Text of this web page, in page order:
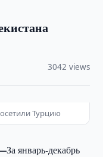
3042 views
Турцию
За январь-декабрь